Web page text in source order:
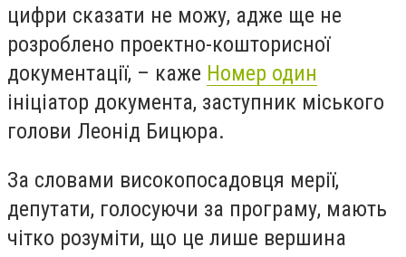
цифри сказати не можу, адже ще не
розроблено проектно-кошторисної
документації, – каже Номер один
ініціатор документа, заступник міського
голови Леонід Бицюра.
За словами високопосадовця мерії,
депутати, голосуючи за програму, мають
чітко розуміти, що це лише вершина